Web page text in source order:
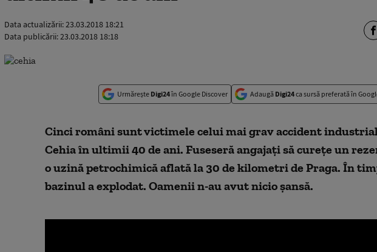
Data actualizării:23.03.2018 18:21
Data publicării:23.03.2018 18:18
Urmărește Digi24în Google Discover Adaugă Digi24ca sursă preferată în
Cinci români sunt victimele celui mai grav accident
Cehia în ultimii 40 de ani. Fuseseră angajaţi să cureţe un
o uzină petrochimică aflată la 30 de kilometri de Praga. În
bazinul a explodat. Oamenii n-au avut nicio şansă.